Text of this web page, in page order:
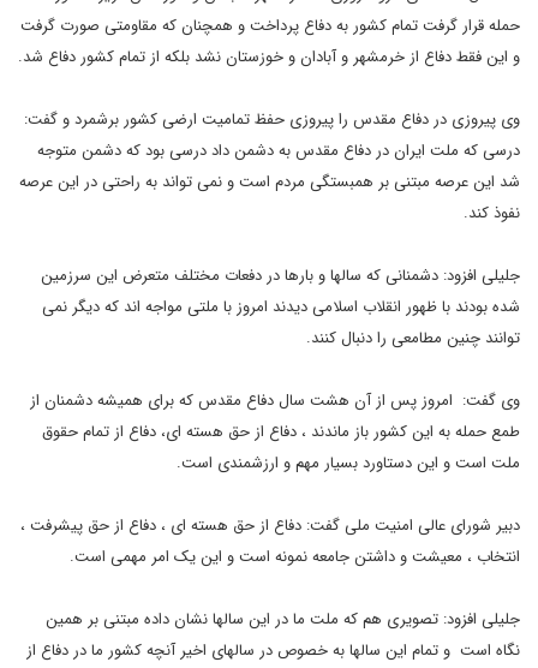
حمله قرار گرفت تمام کشور به دفاع پرداخت و همچنان که مقاومتی صورت گرفت
و این فقط دفاع از خرمشهر و آبادان و خوزستان نشد بلکه از تمام کشور دفاع شد.
وی پیروزی در دفاع مقدس را پیروزی حفظ تمامیت ارضی کشور برشمرد و گفت:
درسی که ملت ایران در دفاع مقدس به دشمن داد درسی بود که دشمن متوجه
شد این عرصه مبتنی بر همبستگی مردم است و نمی تواند به راحتی در این عرصه
نفوذ کند.
جلیلی افزود: دشمنانی که سالها و بارها در دفعات مختلف متعرض این سرزمین
شده بودند با ظهور انقلاب اسلامی دیدند امروز با ملتی مواجه اند که دیگر نمی
توانند چنین مطامعی را دنبال کنند.
وی گفت: امروز پس از آن هشت سال دفاع مقدس که برای همیشه دشمنان از
طمع حمله به این کشور باز ماندند ، دفاع از حق هسته ای، دفاع از تمام حقوق
ملت است و این دستاورد بسیار مهم و ارزشمندی است.
دبیر شورای عالی امنیت ملی گفت: دفاع از حق هسته ای ، دفاع از حق پیشرفت ،
انتخاب ، معیشت و داشتن جامعه نمونه است و این یک امر مهمی است.
جلیلی افزود: تصویری هم که ملت ما در این سالها نشان داده مبتنی بر همین
نگاه است و تمام این سالها به خصوص در سالهای اخیر آنچه کشور ما در دفاع از